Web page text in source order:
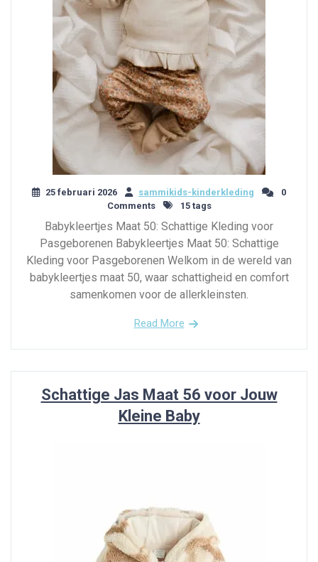
25 februari 2026 sammikids-kinderkleding
0
Comments
15 tags
Babykleertjes Maat 50: Schattige Kleding voor
Pasgeborenen Babykleertjes Maat 50: Schattige
Kleding voor Pasgeborenen Welkom in de wereld van
babykleertjes maat 50, waar schattigheid en comfort
samenkomen voor de allerkleinsten.
Read More
Schattige Jas Maat 56 voor Jouw
Kleine Baby